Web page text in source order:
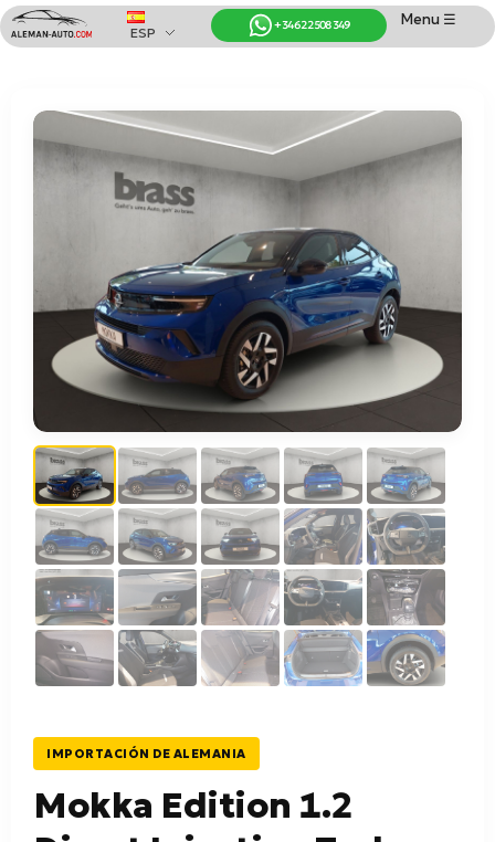
Coches de Alemania
Importación de Coches de Alemania
Menu ☰
+34 622 508 349
ESP
IMPORTACIÓN DE ALEMANIA
Mokka Edition 1.2